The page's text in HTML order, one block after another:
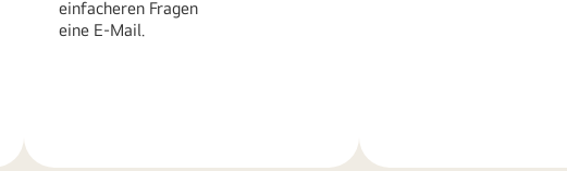
einfacheren Fragen
eine E-Mail.